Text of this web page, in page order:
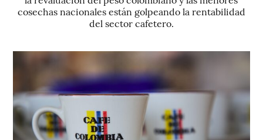
cosechas nacionales están golpeando la rentabilidad
del sector cafetero.